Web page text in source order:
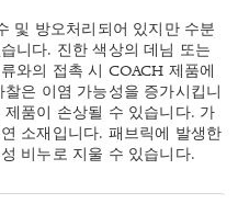
및 방오처리되어 있지만 수분
니다. 진한 색상의 데님 또는
와의 접촉 시 COACH 제품에
은 이염 가능성을 증가시킵니
품이 손상될 수 있습니다. 가
소재입니다. 패브릭에 발생한
비누로 지울 수 있습니다.